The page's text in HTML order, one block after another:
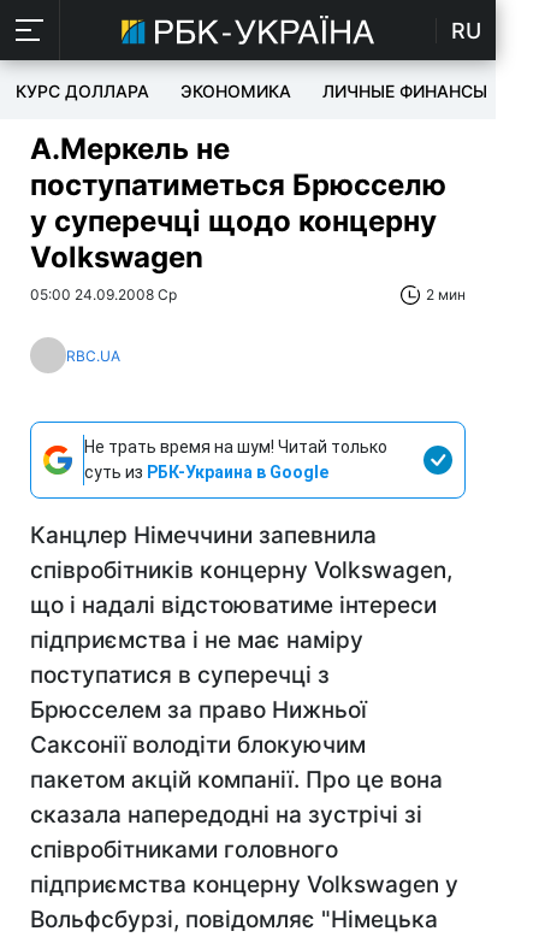
RU
КУРС ДОЛЛАРА ЭКОНОМИКА ЛИЧНЫЕ ФИНАНСЫ
А.Меркель не
поступатиметься Брюсселю
у суперечці щодо концерну
Volkswagen
05:00 24.09.2008 Ср 2 мин
RBC.UA
Не трать время на шум! Читай только
суть из РБК-Украина в Google
Канцлер Німеччини запевнила
співробітників концерну Volkswagen,
що і надалі відстоюватиме інтереси
підприємства і не має наміру
поступатися в суперечці з
Брюсселем за право Нижньої
Саксонії володіти блокуючим
пакетом акцій компанії. Про це вона
сказала напередодні на зустрічі зі
співробітниками головного
підприємства концерну Volkswagen у
Вольфсбурзі, повідомляє "Німецька